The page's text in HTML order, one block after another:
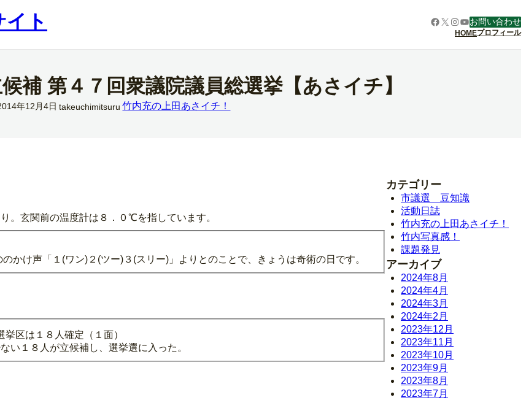
ト Facebook
X Instagram
YouTube
お問い合わせ
HOMEプロフィール
補 第４７回衆議院議員総選挙【あさイチ】
年12月4日 takeuchimitsuru 竹内充の上田あさイチ！
。玄関前の温度計は８．０℃を指しています。
かけ声「１(ワン)２(ツー)３(スリー)」よりとのことで、きょうは奇術の日です。
区は１８人確定（１面）
い１８人が立候補し、選挙選に入った。
カテゴリー
市議選 豆知識
活動日誌
竹内充の上田あさイチ！
竹内写真感！
課題発見
アーカイブ
2024年8月
2024年4月
2024年3月
2024年2月
2023年12月
2023年11月
2023年10月
2023年9月
2023年8月
2023年7月